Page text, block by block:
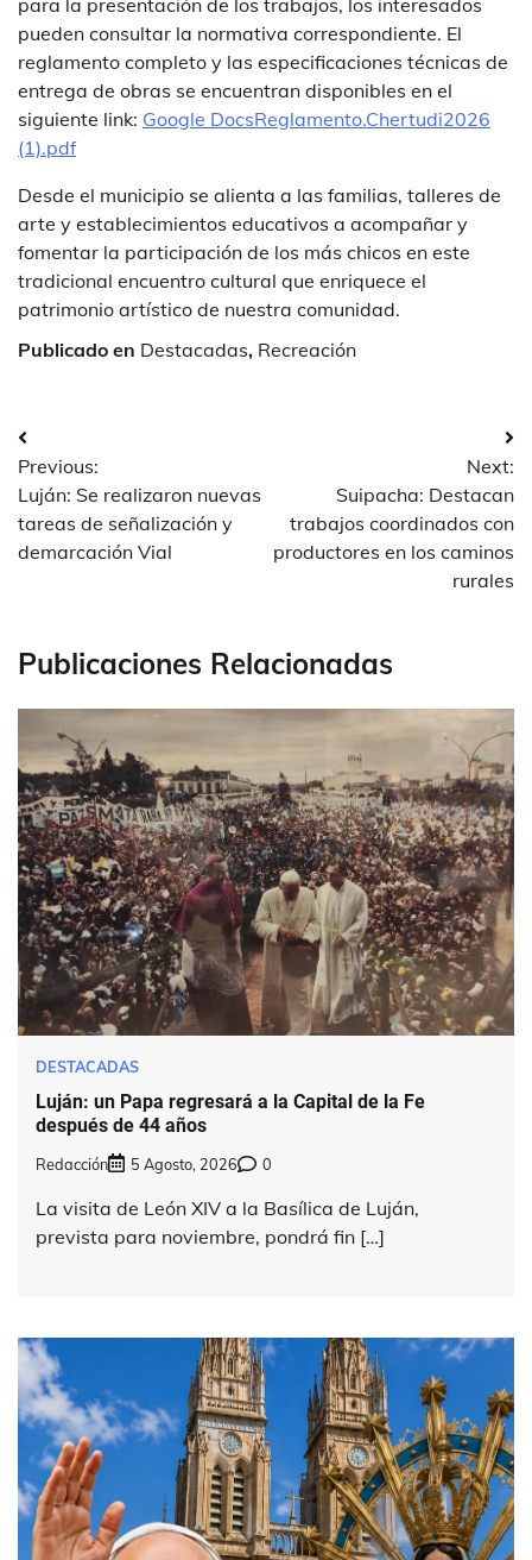
para la presentación de los trabajos, los interesados
pueden consultar la normativa correspondiente. El
reglamento completo y las especificaciones técnicas de
entrega de obras se encuentran disponibles en el
siguiente link: Google DocsReglamento.Chertudi2026
(1).pdf
Desde el municipio se alienta a las familias, talleres de
arte y establecimientos educativos a acompañar y
fomentar la participación de los más chicos en este
tradicional encuentro cultural que enriquece el
patrimonio artístico de nuestra comunidad.
Publicado en Destacadas, Recreación
Navegación
de
entradas
Previous:
Luján: Se realizaron nuevas
tareas de señalización y
demarcación Vial
Next:
Suipacha: Destacan
trabajos coordinados con
productores en los caminos
rurales
Publicaciones Relacionadas
DESTACADAS
Luján: un Papa regresará a la Capital de la Fe
después de 44 años
Redacción 5 Agosto, 2026 0
La visita de León XIV a la Basílica de Luján,
prevista para noviembre, pondrá fin […]